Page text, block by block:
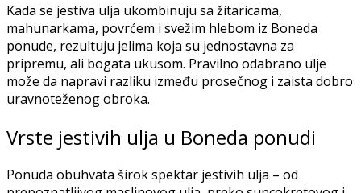
Kada se jestiva ulja ukombinuju sa žitaricama,
mahunarkama, povrćem i svežim hlebom iz Boneda
ponude, rezultuju jelima koja su jednostavna za
pripremu, ali bogata ukusom. Pravilno odabrano ulje
može da napravi razliku između prosečnog i zaista dobro
uravnoteženog obroka.
Vrste jestivih ulja u Boneda ponudi
Ponuda obuhvata širok spektar jestivih ulja – od